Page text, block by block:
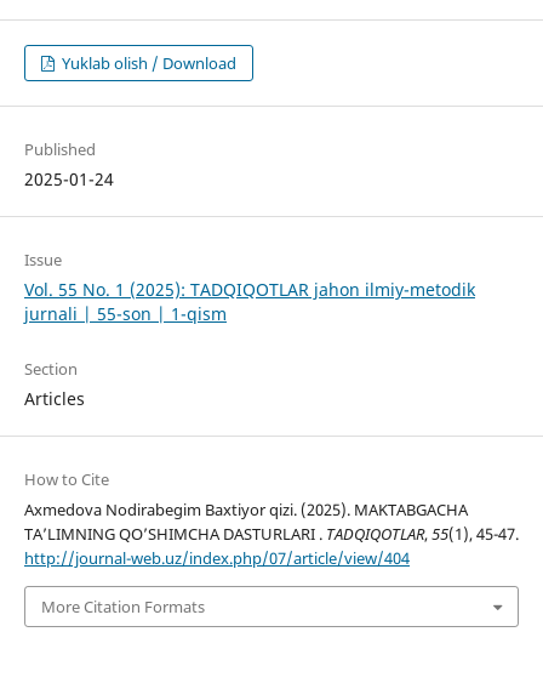
Yuklab olish / Download
Published
2025-01-24
Issue
Vol. 55 No. 1 (2025): TADQIQOTLAR jahon ilmiy-metodik
jurnali | 55-son | 1-qism
Section
Articles
How to Cite
Axmedova Nodirabegim Baxtiyor qizi. (2025). MAKTABGACHA
TA’LIMNING QO’SHIMCHA DASTURLARI . TADQIQOTLAR,55(1), 45-47.
http://journal-web.uz/index.php/07/article/view/404
More Citation Formats